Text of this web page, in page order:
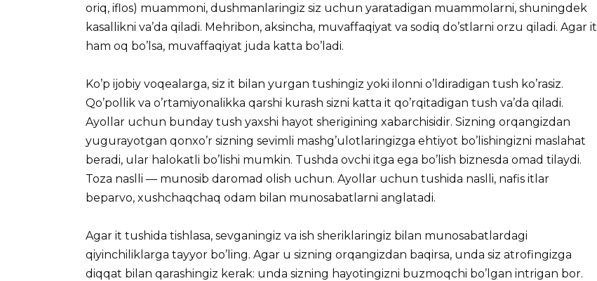
oriq, iflos) muammoni, dushmanlaringiz siz uchun yaratadigan muammolarni, shuningdek
kasallikni va’da qiladi. Mehribon, aksincha, muvaffaqiyat va sodiq do’stlarni orzu qiladi. Agar it
ham oq bo’lsa, muvaffaqiyat juda katta bo’ladi.
Ko’p ijobiy voqealarga, siz it bilan yurgan tushingiz yoki ilonni o’ldiradigan tush ko’rasiz.
Qo’pollik va o’rtamiyonalikka qarshi kurash sizni katta it qo’rqitadigan tush va’da qiladi.
Ayollar uchun bunday tush yaxshi hayot sherigining xabarchisidir. Sizning orqangizdan
yugurayotgan qonxo’r sizning sevimli mashg’ulotlaringizga ehtiyot bo’lishingizni maslahat
beradi, ular halokatli bo’lishi mumkin. Tushda ovchi itga ega bo’lish biznesda omad tilaydi.
Toza naslli — munosib daromad olish uchun. Ayollar uchun tushida naslli, nafis itlar
beparvo, xushchaqchaq odam bilan munosabatlarni anglatadi.
Agar it tushida tishlasa, sevganingiz va ish sheriklaringiz bilan munosabatlardagi
qiyinchiliklarga tayyor bo’ling. Agar u sizning orqangizdan baqirsa, unda siz atrofingizga
diqqat bilan qarashingiz kerak: unda sizning hayotingizni buzmoqchi bo’lgan intrigan bor.